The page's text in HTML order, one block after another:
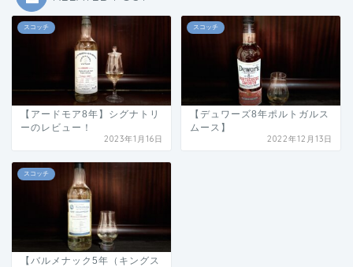
スコッチ
【アードモア8年】シグナトリ
ーのレビュー！
2023年1月16日
スコッチ
【デュワーズ8年ポルトガルス
ムース】
2022年12月13日
スコッチ
【バルメナック5年（キングス